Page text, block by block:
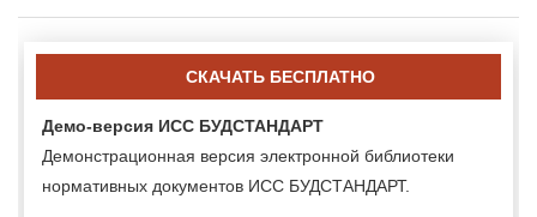
СКАЧАТЬ БЕСПЛАТНО
Демо-версия ИСС БУДСТАНДАРТ
Демонстрационная версия электронной библиотеки
нормативных документов ИСС БУДСТАНДАРТ.